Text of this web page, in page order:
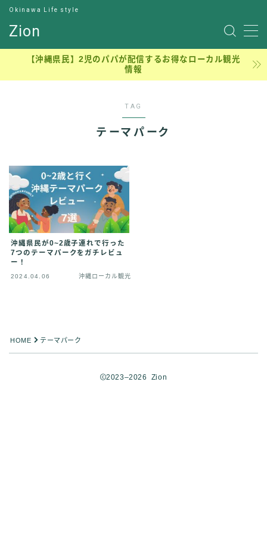
Zion
Okinawa Life style
サンプルページ
利用規約／特定商取引法に基づく表記
理学療法士の学生時代
運営者情報
【沖縄県民】2児のパパが配信するお得なローカル観光
情報
TAG
テーマパーク
沖縄県民が0~2歳子連れで行った
7つのテーマパークをガチレビュ
ー！
2024.04.06 沖縄ローカル観光
HOME テーマパーク
2023–2026 Zion